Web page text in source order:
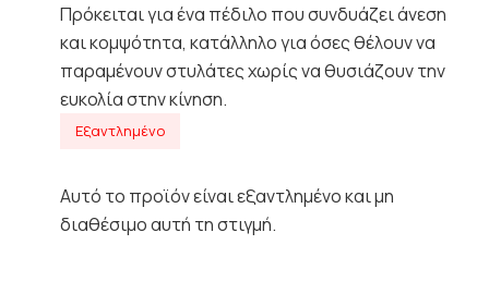
Πρόκειται για ένα πέδιλο που συνδυάζει άνεση
και κομψότητα, κατάλληλο για όσες θέλουν να
παραμένουν στυλάτες χωρίς να θυσιάζουν την
ευκολία στην κίνηση.
Εξαντλημένο
Αυτό το προϊόν είναι εξαντλημένο και μη
διαθέσιμο αυτή τη στιγμή.